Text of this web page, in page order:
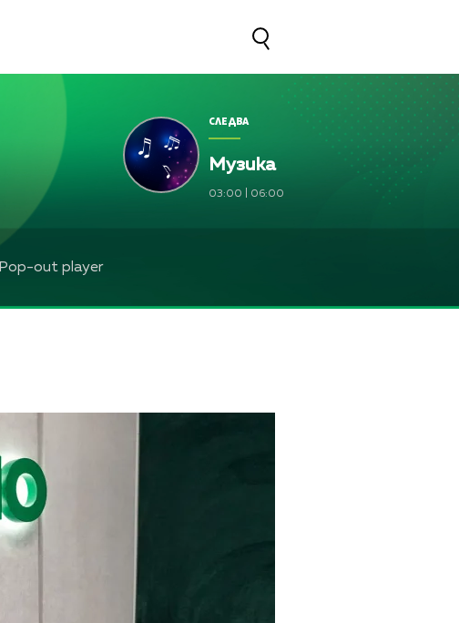
СЛЕДВА
Музика
03:00 06:00
Pop-out player